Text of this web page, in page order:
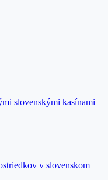
slovenskými kasínami
v slovenskom